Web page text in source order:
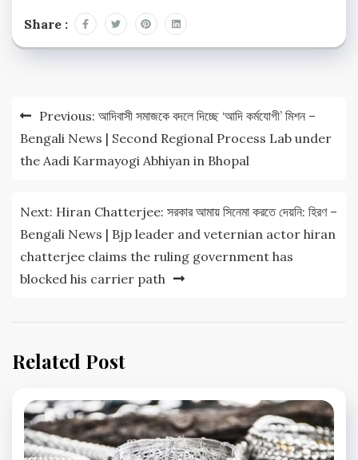
Share :
Post
navigation
Previous: আদিবাসী সমাজকে বদলে দিচ্ছে ‘আদি কর্মযোগী’ মিশন –
Bengali News | Second Regional Process Lab under
the Aadi Karmayogi Abhiyan in Bhopal
Next: Hiran Chatterjee: সরকার আমায় সিনেমা করতে দেয়নি: হিরণ –
Bengali News | Bjp leader and veternian actor hiran
chatterjee claims the ruling government has
blocked his carrier path
Related Post